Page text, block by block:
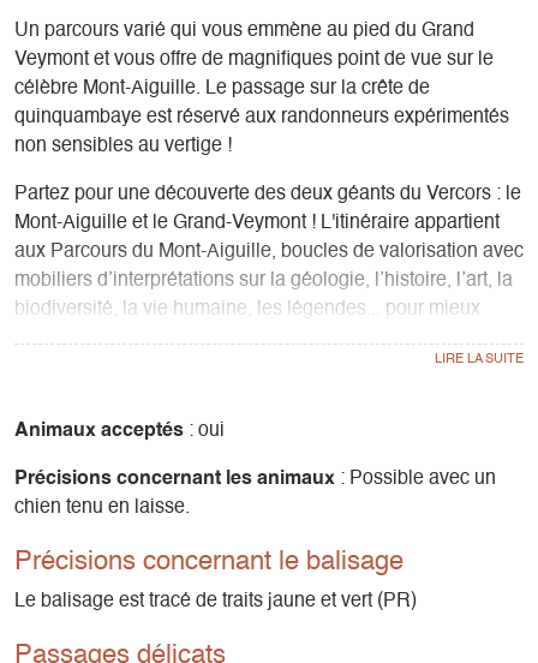
Un parcours varié qui vous emmène au pied du Grand
Veymont et vous offre de magnifiques point de vue sur le
célèbre Mont-Aiguille. Le passage sur la crête de
quinquambaye est réservé aux randonneurs expérimentés
non sensibles au vertige !
Partez pour une découverte des deux géants du Vercors : le
Mont-Aiguille et le Grand-Veymont ! L'itinéraire appartient
aux Parcours du Mont-Aiguille, boucles de valorisation avec
mobiliers d’interprétations sur la géologie, l’histoire, l’art, la
biodiversité, la vie humaine, les légendes... pour mieux
Animaux acceptés : oui
Précisions concernant les animaux : Possible avec un
chien tenu en laisse.
Précisions concernant le balisage
Le balisage est tracé de traits jaune et vert (PR)
Passages délicats